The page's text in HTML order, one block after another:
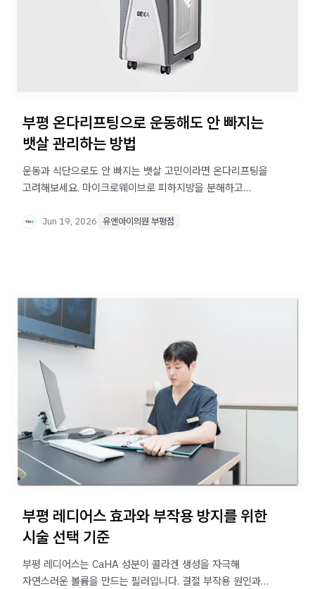
부평 온다리프팅으로 운동해도 안 빠지는
뱃살 관리하는 방법
운동과 식단으로도 안 빠지는 뱃살 고민이라면 온다리프팅을
고려해보세요. 마이크로웨이브로 피하지방을 분해하고
Jun 19, 2026 유앤아이의원 부평점
부평 레디어스 효과와 부작용 방지를 위한
시술 선택 기준
부평 레디어스는 CaHA 성분이 콜라겐 생성을 자극해
자연스러운 볼륨을 만드는 필러입니다. 결절 부작용 원인과